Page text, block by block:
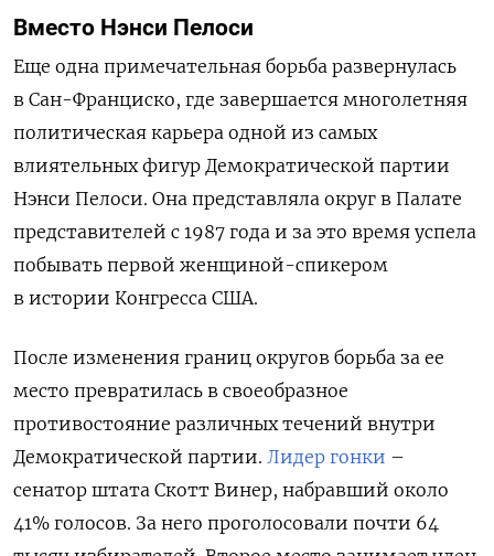
Вместо Нэнси Пелоси
Еще одна примечательная борьба развернулась
в Сан-Франциско, где завершается многолетняя
политическая карьера одной из самых
влиятельных фигур Демократической партии
Нэнси Пелоси. Она представляла округ в Палате
представителей с 1987 года и за это время успела
побывать первой женщиной-спикером
в истории Конгресса США.
После изменения границ округов борьба за ее
место превратилась в своеобразное
противостояние различных течений внутри
Демократической партии. Лидер гонки –
сенатор штата Скотт Винер, набравший около
41% голосов. За него проголосовали почти 64